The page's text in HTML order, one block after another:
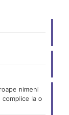
nimeni
la o